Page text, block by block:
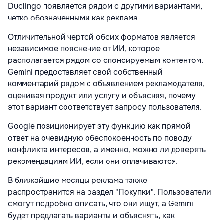
Duolingo появляется рядом с другими вариантами,
четко обозначенными как реклама.
Отличительной чертой обоих форматов является
независимое пояснение от ИИ, которое
располагается рядом со спонсируемым контентом.
Gemini предоставляет свой собственный
комментарий рядом с объявлением рекламодателя,
оценивая продукт или услугу и объясняя, почему
этот вариант соответствует запросу пользователя.
Google позиционирует эту функцию как прямой
ответ на очевидную обеспокоенность по поводу
конфликта интересов, а именно, можно ли доверять
рекомендациям ИИ, если они оплачиваются.
В ближайшие месяцы реклама также
распространится на раздел "Покупки". Пользователи
смогут подробно описать, что они ищут, а Gemini
будет предлагать варианты и объяснять, как